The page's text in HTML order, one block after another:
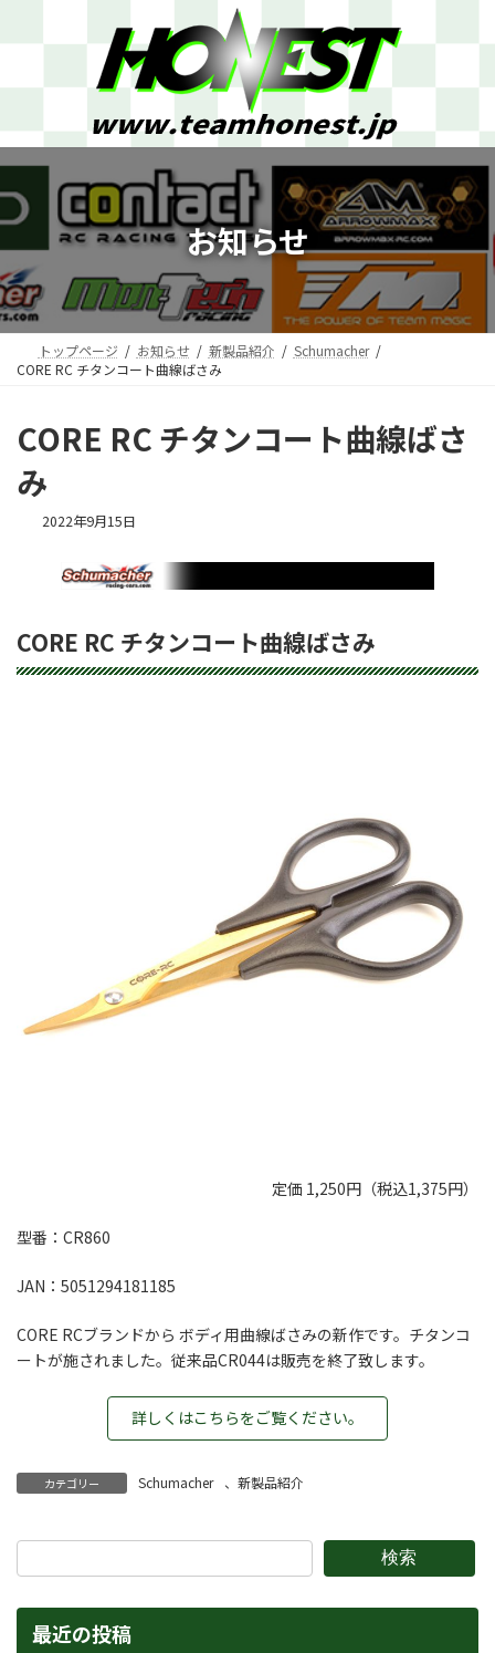
ス
キ
ッ
ン
に
移
お知らせ
トップページ お知らせ 新製品紹介
Schumacher
CORE RC チタンコート曲線ばさみ
CORE RC チタンコート曲線ばさ
み
2022年9月15日
CORE RC チタンコート曲線ばさみ
定価 1,250円（税込1,375円）
型番：CR860
JAN：5051294181185
CORE RCブランドから ボディ用曲線ばさみの新作です。チタンコ
ートが施されました。従来品CR044は販売を終了致します。
詳しくはこちらをご覧ください。
カテゴリー Schumacher 、 新製品紹介
検索
最近の投稿